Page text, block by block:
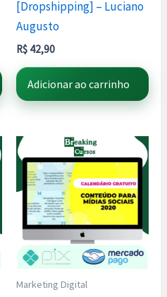
[Dropshipping] – Luciano
Augusto
R$ 42,90
Adicionar ao carrinho
Marketing Digital